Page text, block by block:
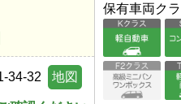
34-32 地図
保有車両ク